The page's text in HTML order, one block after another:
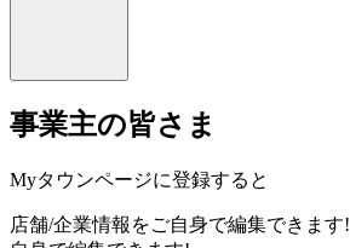
事業主の皆さま
Myタウンページに登録すると
店舗/企業情報をご自身で編集できます!